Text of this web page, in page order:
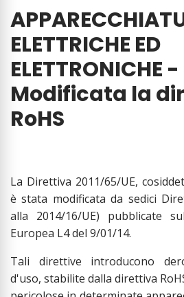
ELETTRICHE ED
ELETTRONICHE -
Modificata la
RoHS
La Direttiva 2011/65/UE,
è stata modificata da sedici
alla 2014/16/UE) pubblicate
Europea L4 del 9/01/14.
Tali direttive introducono
d'uso, stabilite dalla direttiva